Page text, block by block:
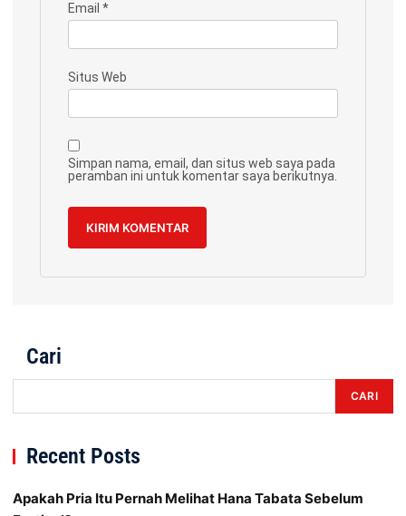
Email *
Situs Web
Simpan nama, email, dan situs web saya pada
peramban ini untuk komentar saya berikutnya.
Cari
CARI
Recent Posts
Apakah Pria Itu Pernah Melihat Hana Tabata Sebelum